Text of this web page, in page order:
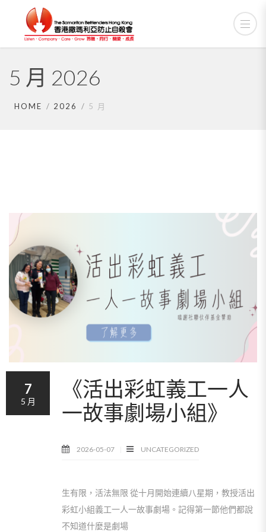
5 月 2026
HOME 2026 5 月
《活出彩虹義工一人
一故事劇場小組》
2026-05-07 UNCATEGORIZED
生有限，活法無限 從十月開始連續八星期，教授活出
彩虹小組義工一人一故事劇場。記得第一節他們都說
不知道什麼是劇場
7
5 月